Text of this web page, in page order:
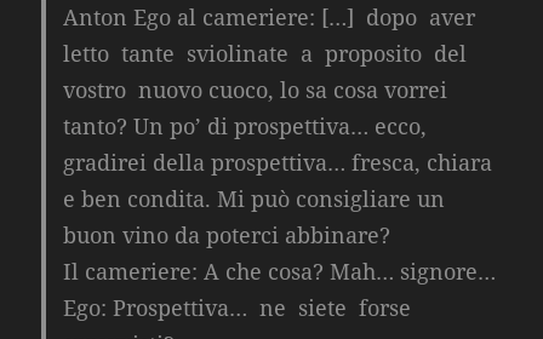
Anton Ego al cameriere: […] dopo aver
letto tante sviolinate a proposito del
vostro nuovo cuoco, lo sa cosa vorrei
tanto? Un po’ di prospettiva… ecco,
gradirei della prospettiva… fresca, chiara
e ben condita. Mi può consigliare un
buon vino da poterci abbinare?
Il cameriere: A che cosa? Mah… signore…
Ego: Prospettiva… ne siete forse